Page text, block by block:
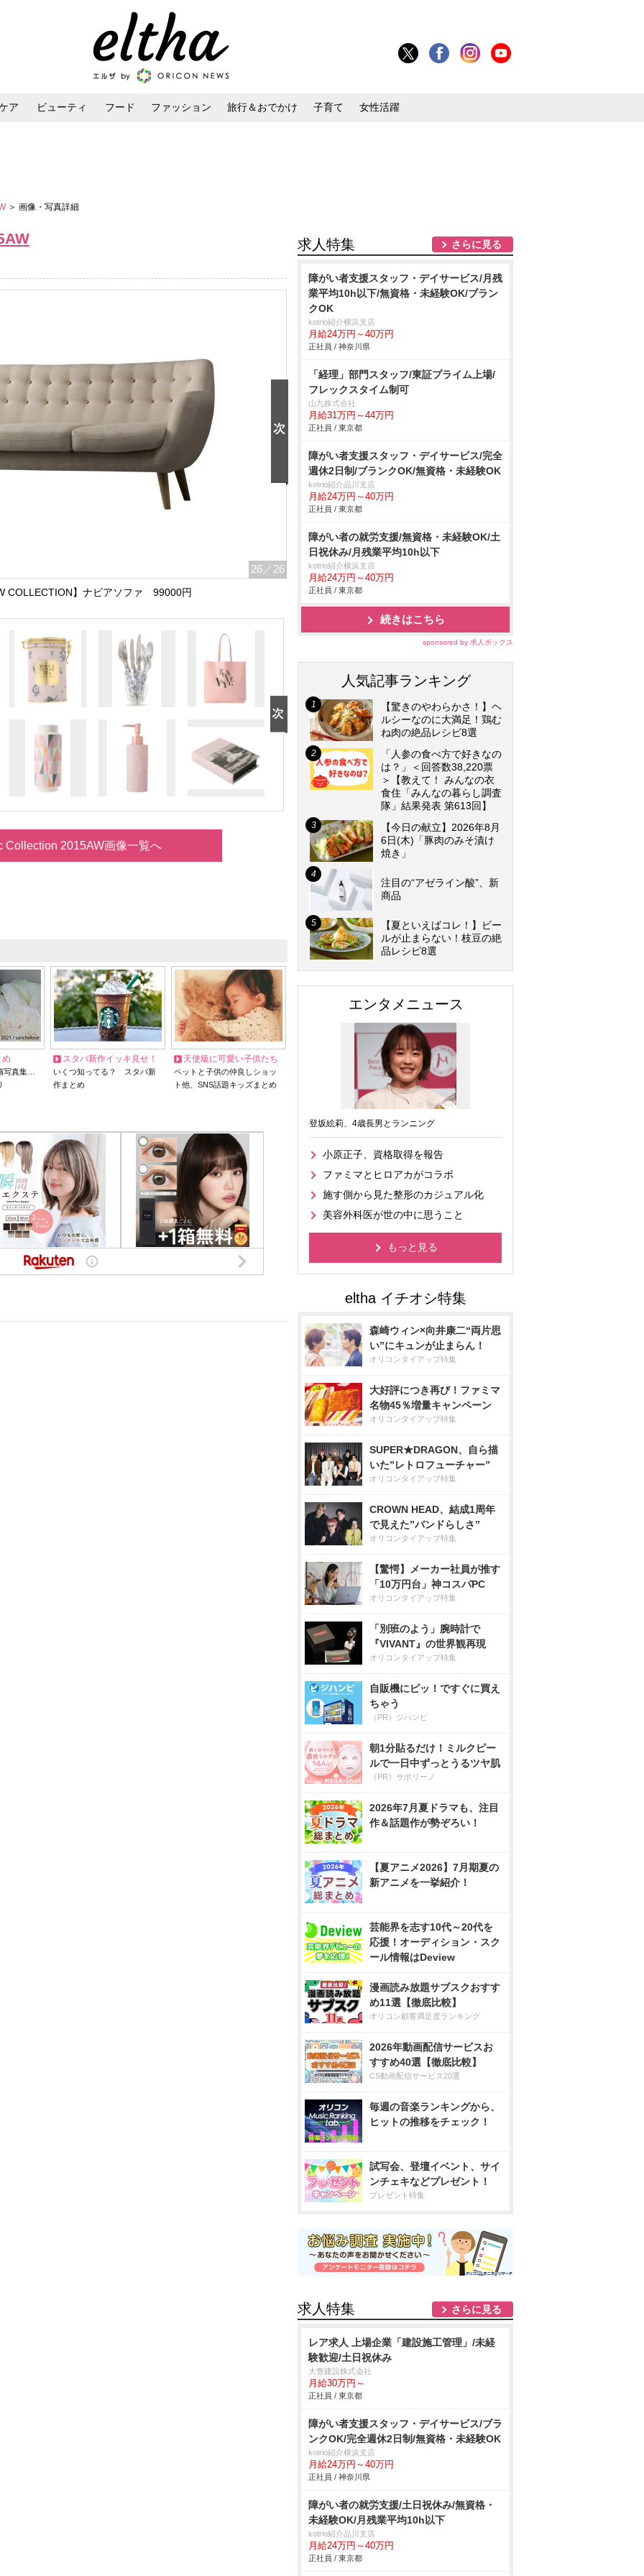
ア ビューティ フード ファッション 旅行＆おでかけ 子育て 女性活躍
＞ 画像・写真詳細
26 ／26
COLLECTION】ナビアソファ 99000円
Collection 2015AW画像一覧へ
め
写真集…
スタバ新作イッキ見せ！
いくつ知ってる？ スタバ新
作まとめ
天使級に可愛い子供たち
ペットと子供の仲良しショッ
ト他、SNS話題キッズまとめ
求人特集 さらに見る
障がい者支援スタッフ・デイサービス/月残
業平均10h以下/無資格・未経験OK/ブラン
クOK
kotrio紹介横浜支店
月給24万円～40万円
正社員 / 神奈川県
「経理」部門スタッフ/東証プライム上場/
フレックスタイム制可
山九株式会社
月給31万円～44万円
正社員 / 東京都
障がい者支援スタッフ・デイサービス/完全
週休2日制/ブランクOK/無資格・未経験OK
kotrio紹介品川支店
月給24万円～40万円
正社員 / 東京都
障がい者の就労支援/無資格・未経験OK/土
日祝休み/月残業平均10h以下
kotrio紹介横浜支店
月給24万円～40万円
正社員 / 東京都
続きはこちら
sponsored by 求人ボックス
人気記事ランキング
【驚きのやわらかさ！】ヘ
ルシーなのに大満足！鶏む
ね肉の絶品レシピ8選
「人参の食べ方で好きなの
は？」＜回答数38,220票
＞【教えて！ みんなの衣
食住「みんなの暮らし調査
隊」結果発表 第613回】
【今日の献立】2026年8月
6日(木)「豚肉のみそ漬け
焼き」
注目の“アゼライン酸”、新
商品
【夏といえばコレ！】ビー
ルが止まらない！枝豆の絶
品レシピ8選
エンタメニュース
登坂絵莉、4歳長男とランニング
小原正子、資格取得を報告
ファミマとヒロアカがコラボ
施す側から見た整形のカジュアル化
美容外科医が世の中に思うこと
もっと見る
森崎ウィン×向井康二“両片思
い”にキュンが止まらん！
オリコンタイアップ特集
大好評につき再び！ファミマ
名物45％増量キャンペーン
オリコンタイアップ特集
SUPER★DRAGON、自ら描
いた”レトロフューチャー”
オリコンタイアップ特集
CROWN HEAD、結成1周年
で見えた”バンドらしさ”
オリコンタイアップ特集
【驚愕】メーカー社員が推す
「10万円台」神コスパPC
オリコンタイアップ特集
「別班のよう」腕時計で
『VIVANT』の世界観再現
オリコンタイアップ特集
自販機にピッ！ですぐに買え
ちゃう
（PR）ジハンピ
朝1分貼るだけ！ミルクピー
ルで一日中ずっとうるツヤ肌
（PR）サボリーノ
2026年7月夏ドラマも、注目
作＆話題作が勢ぞろい！
【夏アニメ2026】7月期夏の
新アニメを一挙紹介！
芸能界を志す10代～20代を
応援！オーディション・スク
ール情報はDeview
漫画読み放題サブスクおすす
め11選【徹底比較】
オリコン顧客満足度ランキング
2026年動画配信サービスお
すすめ40選【徹底比較】
CS動画配信サービス20選
毎週の音楽ランキングから、
ヒットの推移をチェック！
試写会、登壇イベント、サイ
ンチェキなどプレゼント！
プレゼント特集
求人特集 さらに見る
レア求人 上場企業「建設施工管理」/未経
験歓迎/土日祝休み
大豊建設株式会社
月給30万円～
正社員 / 東京都
障がい者支援スタッフ・デイサービス/ブラ
ンクOK/完全週休2日制/無資格・未経験OK
kotrio紹介横浜支店
月給24万円～40万円
正社員 / 神奈川県
障がい者の就労支援/土日祝休み/無資格・
未経験OK/月残業平均10h以下
kotrio紹介品川支店
月給24万円～40万円
正社員 / 東京都